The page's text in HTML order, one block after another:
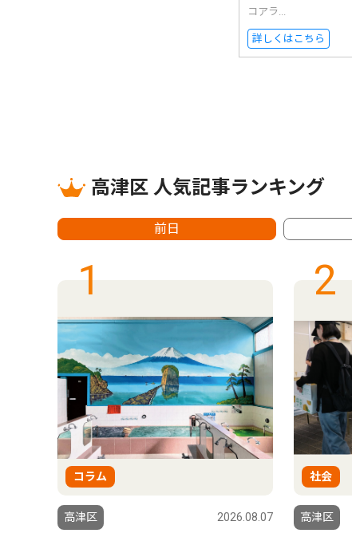
コアラ...
詳しくはこちら
高津区 人気記事ランキング
前日
1
コラム
高津区 2026.08.07
2
社会
高津区